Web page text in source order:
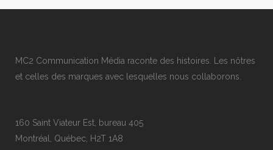
MC2 Communication Média raconte des histoires. Les nôtres
et celles des marques avec lesquelles nous collaborons.
160 Saint Viateur Est, bureau 405
Montréal, Québec, H2T 1A8